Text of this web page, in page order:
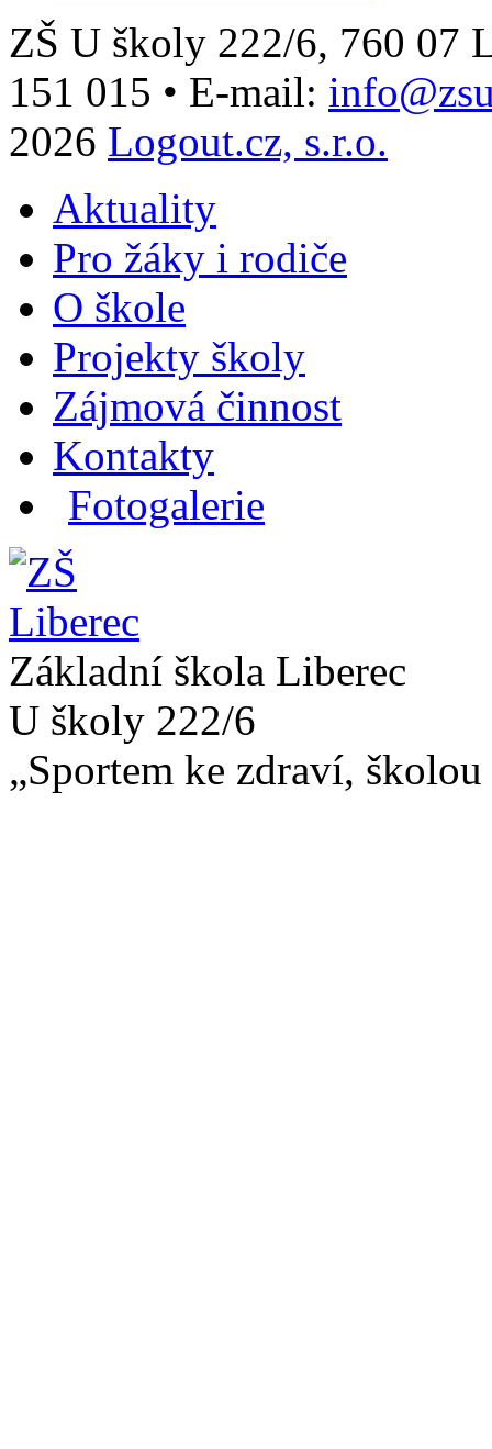
ZŠ U školy 222/6, 760 07
151 015 • E-mail:
2026 Logout.cz, s.r.o.
Aktuality
Pro žáky i rodiče
O škole
Projekty školy
Zájmová činnost
Kontakty
Fotogalerie
Základní škola Liberec
U školy 222/6
„Sportem ke zdraví,